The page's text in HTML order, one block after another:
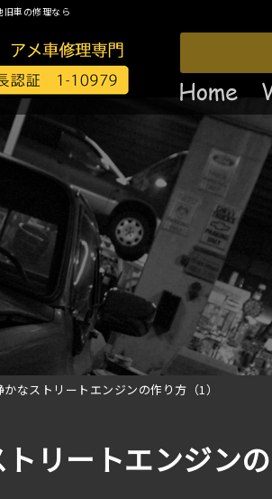
車の修理なら
かなストリートエンジンの作り方（1）
リートエンジン